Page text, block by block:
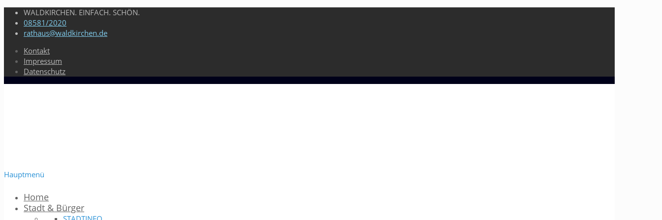
WALDKIRCHEN. EINFACH. SCHÖN.
08581/2020
rathaus@waldkirchen.de
Kontakt
Impressum
Datenschutz
Hauptmenü
Home
Stadt & Bürger